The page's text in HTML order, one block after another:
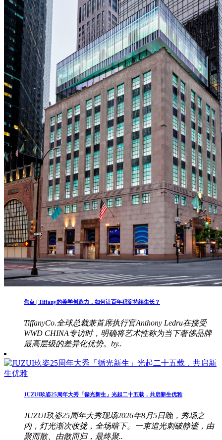
焦点 | Tiffany的美学创造力，如何让百年积淀持续生长？
TiffanyCo.全球总裁兼首席执行官Anthony Ledru在接受
WWD CHINA专访时，明确将艺术性称为当下奢侈品牌
最高层级的差异化优势。by..
JUZUI玖姿25周年大秀「循光新生」光起二十五载，共启新生优雅
JUZUI玖姿25周年大秀现场2026年8月5日晚，秀场之
内，灯光渐次收拢，全场暗下。一束追光刺破静谧，由
聚而散、由散而归，最终聚..